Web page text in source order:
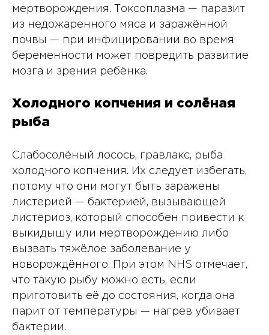
мертворождения. Токсоплазма — паразит
из недожаренного мяса и заражённой
почвы — при инфицировании во время
беременности может повредить развитие
мозга и зрения ребёнка.
Холодного копчения и солёная
рыба
Слабосолёный лосось, гравлакс, рыба
холодного копчения. Их следует избегать,
потому что они могут быть заражены
листерией — бактерией, вызывающей
листериоз, который способен привести к
выкидышу или мертворождению либо
вызвать тяжёлое заболевание у
новорождённого. При этом NHS отмечает,
что такую рыбу можно есть, если
приготовить её до состояния, когда она
парит от температуры — нагрев убивает
бактерии.